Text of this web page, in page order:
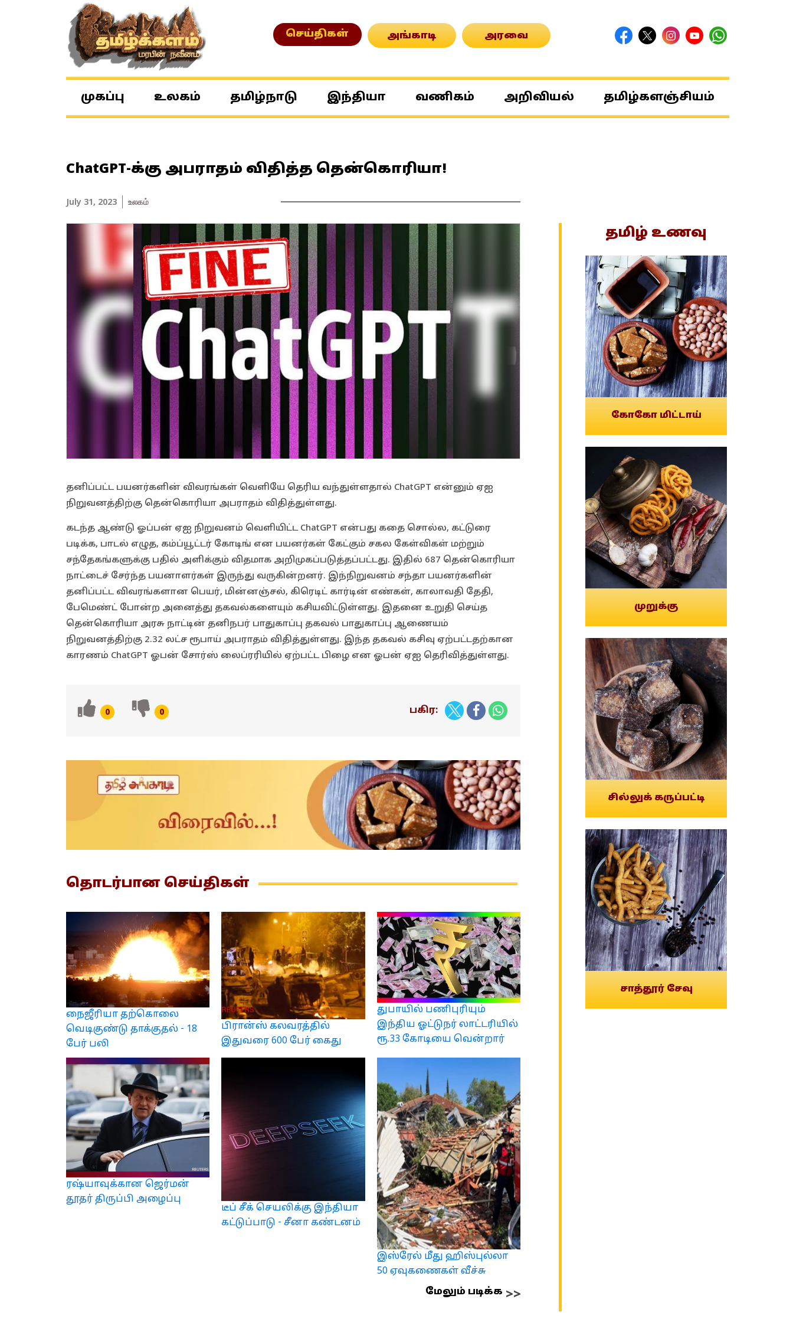
செய்திகள் அங்காடி அரவை
முகப்பு உலகம் தமிழ்நாடு இந்தியா வணிகம் அறிவியல் தமிழ்களஞ்சியம்
ChatGPT-க்கு அபராதம் விதித்த தென்கொரியா!
July 31, 2023 உலகம்
தனிப்பட்ட பயனர்களின் விவரங்கள் வெளியே தெரிய வந்துள்ளதால் ChatGPT என்னும் ஏஐ
நிறுவனத்திற்கு தென்கொரியா அபராதம் விதித்துள்ளது.
கடந்த ஆண்டு ஓப்பன் ஏஐ நிறுவனம் வெளியிட்ட ChatGPT என்பது கதை சொல்ல, கட்டுரை
படிக்க, பாடல் எழுத, கம்ப்யூட்டர் கோடிங் என பயனர்கள் கேட்கும் சகல கேள்விகள் மற்றும்
சந்தேகங்களுக்கு பதில் அளிக்கும் விதமாக அறிமுகப்படுத்தப்பட்டது. இதில் 687 தென்கொரியா
நாட்டைச் சேர்ந்த பயனாளர்கள் இருந்து வருகின்றனர். இந்நிறுவனம் சந்தா பயனர்களின்
தனிப்பட்ட விவரங்களான பெயர், மின்னஞ்சல், கிரெடிட் கார்டின் எண்கள், காலாவதி தேதி,
பேமெண்ட் போன்ற அனைத்து தகவல்களையும் கசியவிட்டுள்ளது. இதனை உறுதி செய்த
தென்கொரியா அரசு நாட்டின் தனிநபர் பாதுகாப்பு தகவல் பாதுகாப்பு ஆணையம்
நிறுவனத்திற்கு 2.32 லட்ச ரூபாய் அபராதம் விதித்துள்ளது. இந்த தகவல் கசிவு ஏற்பட்டதற்கான
காரணம் ChatGPT ஓபன் சோர்ஸ் லைப்ரரியில் ஏற்பட்ட பிழை என ஓபன் ஏஐ தெரிவித்துள்ளது.
0 0 பகிர:
தொடர்பான செய்திகள்
நைஜீரியா தற்கொலை
வெடிகுண்டு தாக்குதல் - 18
பேர் பலி
பிரான்ஸ் கலவரத்தில்
இதுவரை 600 பேர் கைது
துபாயில் பணிபுரியும்
இந்திய ஓட்டுநர் லாட்டரியில்
ரூ.33 கோடியை வென்றார்
ரஷ்யாவுக்கான ஜெர்மன்
தூதர் திருப்பி அழைப்பு
டீப் சீக் செயலிக்கு இந்தியா
கட்டுப்பாடு - சீனா கண்டனம்
இஸ்ரேல் மீது ஹிஸ்புல்லா
50 ஏவுகணைகள் வீச்சு
மேலும் படிக்க
தமிழ் உணவு
கோகோ மிட்டாய்
முறுக்கு
சில்லுக் கருப்பட்டி
சாத்தூர் சேவு